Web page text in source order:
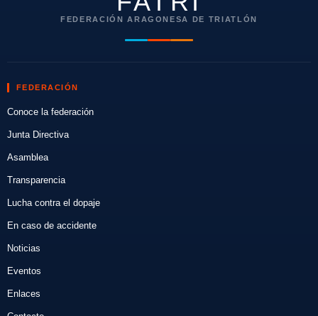
FEDERACIÓN ARAGONESA DE TRIATLÓN
FEDERACIÓN
Conoce la federación
Junta Directiva
Asamblea
Transparencia
Lucha contra el dopaje
En caso de accidente
Noticias
Eventos
Enlaces